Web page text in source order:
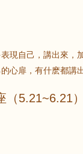
現自己，講出來，
心扉，有什麽都講
（5.21~6.21）